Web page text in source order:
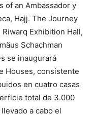
of an Ambassador y
Hajj. The Journey
Exhibition Hall,
Schachman
se inaugurará
Houses, consistente
en cuatro casas
total de 3.000
a cabo el